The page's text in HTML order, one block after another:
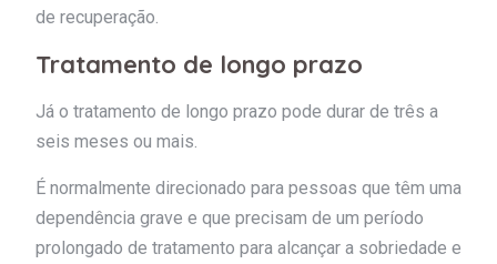
de recuperação.
Tratamento de longo prazo
Já o tratamento de longo prazo pode durar de três a
seis meses ou mais.
É normalmente direcionado para pessoas que têm uma
dependência grave e que precisam de um período
prolongado de tratamento para alcançar a sobriedade e